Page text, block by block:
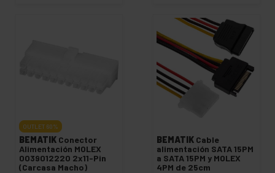
OUTLET 60%
BEMATIK Conector
Alimentación MOLEX
0039012220 2x11-Pin
(Carcasa Macho)
BEMATIK Cable
alimentación SATA 15PM
a SATA 15PM y MOLEX
4PM de 25cm